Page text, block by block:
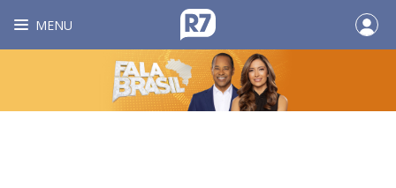
MENU